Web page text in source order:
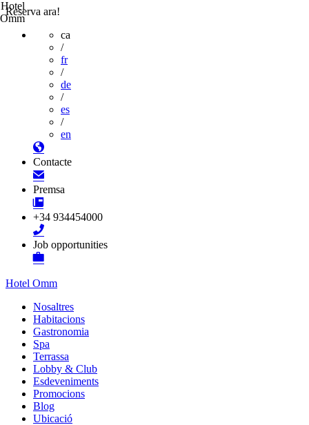
Reserva ara!
ca
/
fr
/
de
/
es
/
en
Contacte
Premsa
+34 934454000
Job opportunities
Hotel Omm
Nosaltres
Habitacions
Gastronomia
Spa
Terrassa
Lobby & Club
Esdeveniments
Promocions
Blog
Ubicació
Hotel
Omm